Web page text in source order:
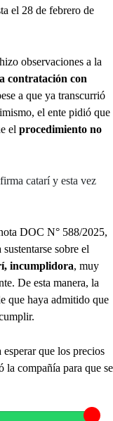
el 28 de febrero de
hizo observaciones a la
contratación con
a que ya transcurrió
el ente pidió que
el procedimiento no
catarí y esta vez
DOC N° 588/2025,
sobre el
incumplidora, muy
De esta manera, la
que haya admitido que
que los precios
la compañía para que se